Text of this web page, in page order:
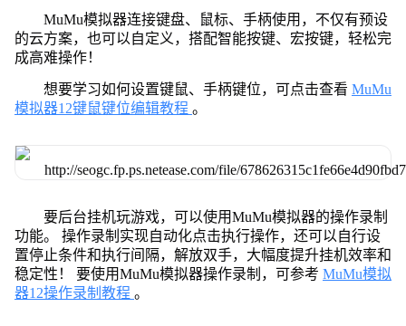
MuMu模拟器连接键盘、鼠标、手柄使用，不仅有预设
的云方案，也可以自定义，搭配智能按键、宏按键，轻松完
成高难操作！
想要学习如何设置键鼠、手柄键位，可点击查看 MuMu
模拟器12键鼠键位编辑教程 。
要后台挂机玩游戏，可以使用MuMu模拟器的操作录制
功能。 操作录制实现自动化点击执行操作，还可以自行设
置停止条件和执行间隔，解放双手，大幅度提升挂机效率和
稳定性！ 要使用MuMu模拟器操作录制，可参考 MuMu模拟
器12操作录制教程 。